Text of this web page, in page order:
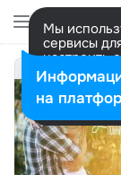
Мы
сервисы
настроить
на